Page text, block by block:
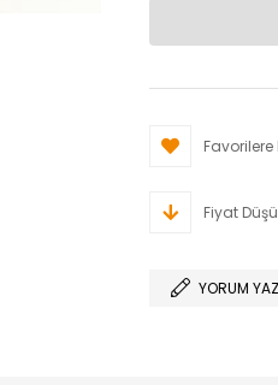
Favorilere
Fiyat
YORUM YAZ